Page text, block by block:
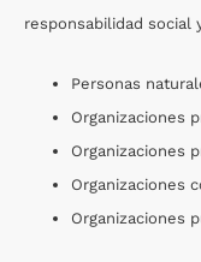
responsabilidad social
Personas
Organizaciones
Organizaciones
Organizaciones
Organizaciones